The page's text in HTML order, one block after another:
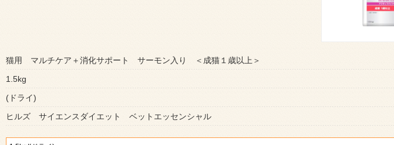
猫用 マルチケア＋消化サポート サーモン入り ＜成猫１歳以上＞
1.5kg
(ドライ)
ヒルズ サイエンスダイエット ベットエッセンシャル